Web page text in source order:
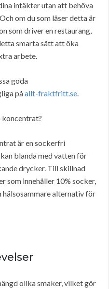
intäkter utan att behöva
om du som läser detta är
som driver en restaurang,
smarta sätt att öka
arbete.
goda
påallt-fraktfritt.se.
är en sockerfri
blanda med vatten för
drycker. Till skillnad
som innehåller 10% socker,
hälsosammare alternativ för
olika smaker, vilket gör